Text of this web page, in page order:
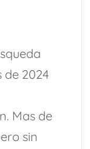
de 2024
Mas de
sin